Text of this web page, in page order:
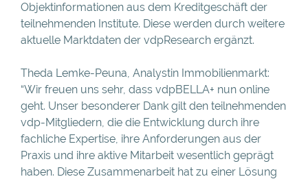
Objektinformationen aus dem Kreditgeschäft der
teilnehmenden Institute. Diese werden durch weitere
aktuelle Marktdaten der vdpResearch ergänzt.
Theda Lemke-Peuna, Analystin Immobilienmarkt:
“Wir freuen uns sehr, dass vdpBELLA+ nun online
geht. Unser besonderer Dank gilt den teilnehmenden
vdp-Mitgliedern, die die Entwicklung durch ihre
fachliche Expertise, ihre Anforderungen aus der
Praxis und ihre aktive Mitarbeit wesentlich geprägt
haben. Diese Zusammenarbeit hat zu einer Lösung